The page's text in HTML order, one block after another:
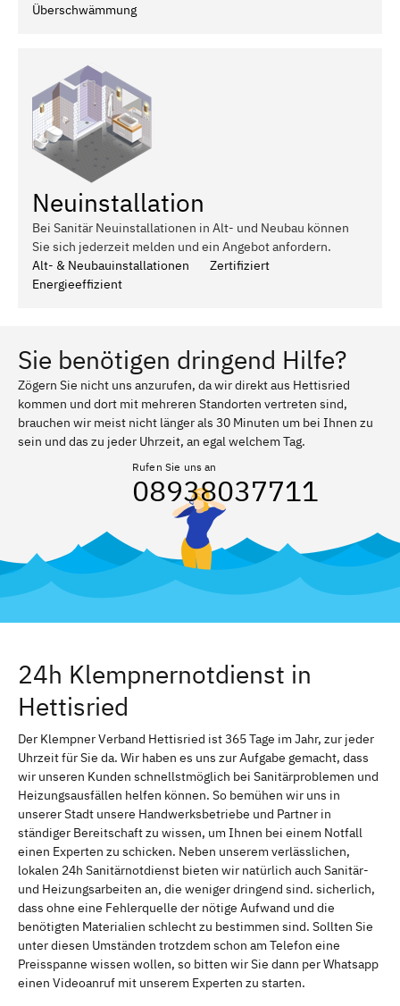
Überschwämmung
Neuinstallation
Bei Sanitär Neuinstallationen in Alt- und Neubau können
Sie sich jederzeit melden und ein Angebot anfordern.
Alt- & Neubauinstallationen
Zertifiziert
Energieeffizient
Sie benötigen dringend Hilfe?
Zögern Sie nicht uns anzurufen, da wir direkt aus Hettisried
kommen und dort mit mehreren Standorten vertreten sind,
brauchen wir meist nicht länger als 30 Minuten um bei Ihnen zu
sein und das zu jeder Uhrzeit, an egal welchem Tag.
Rufen Sie uns an
08938037711
24h Klempnernotdienst in
Hettisried
Der Klempner Verband Hettisried ist 365 Tage im Jahr, zur jeder
Uhrzeit für Sie da. Wir haben es uns zur Aufgabe gemacht, dass
wir unseren Kunden schnellstmöglich bei Sanitärproblemen und
Heizungsausfällen helfen können. So bemühen wir uns in
unserer Stadt unsere Handwerksbetriebe und Partner in
ständiger Bereitschaft zu wissen, um Ihnen bei einem Notfall
einen Experten zu schicken. Neben unserem verlässlichen,
lokalen 24h Sanitärnotdienst bieten wir natürlich auch Sanitär-
und Heizungsarbeiten an, die weniger dringend sind. sicherlich,
dass ohne eine Fehlerquelle der nötige Aufwand und die
benötigten Materialien schlecht zu bestimmen sind. Sollten Sie
unter diesen Umständen trotzdem schon am Telefon eine
Preisspanne wissen wollen, so bitten wir Sie dann per Whatsapp
einen Videoanruf mit unserem Experten zu starten.